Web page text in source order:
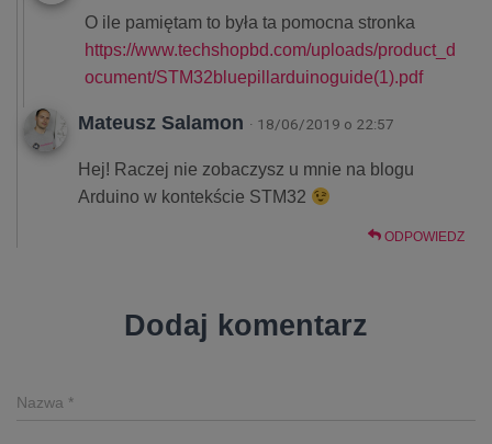
O ile pamiętam to była ta pomocna stronka
https://www.techshopbd.com/uploads/product_d
ocument/STM32bluepillarduinoguide(1).pdf
Mateusz Salamon · 18/06/2019 o 22:57
Hej! Raczej nie zobaczysz u mnie na blogu
Arduino w kontekście STM32
ODPOWIEDZ
Dodaj komentarz
Nazwa *